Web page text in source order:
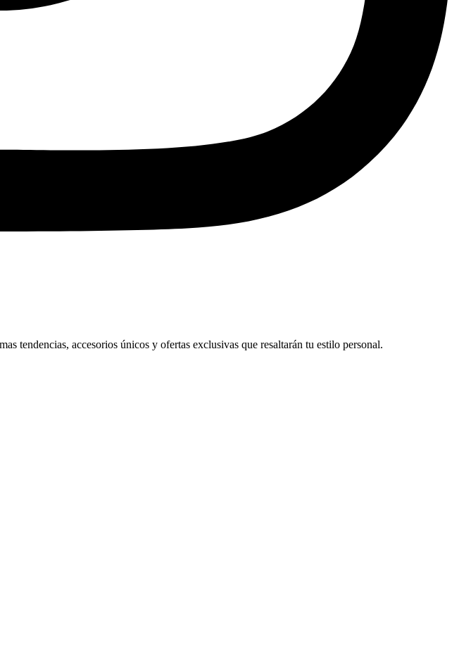
tendencias, accesorios únicos y ofertas exclusivas que resaltarán tu estilo personal.